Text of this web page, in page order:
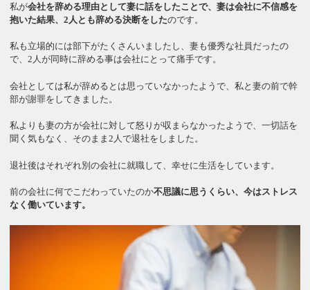
私が会社を辞める理由として妻に話をしたことで、妻は会社に不信感を
抱いた結果、2人とも辞める決断をしたのです。
私も立場的には部下がたくさんいましたし、妻も優秀な社員だったの
で、2人が同時に辞める事は会社にとって痛手です。
会社としては私が辞めるとは思っていなかったようで、私と妻の前で幹
部が謝罪をしてきました。
私よりも妻の方が会社に対して怒りが収まらなかったようで、一切話を
聞く気もなく、そのまま2人で退社をしました。
退社後はそれぞれ別の会社に就職して、幸せに生活をしています。
前の会社に何でこだわっていたのか不思議に思うくらい、今はストレス
なく働いています。